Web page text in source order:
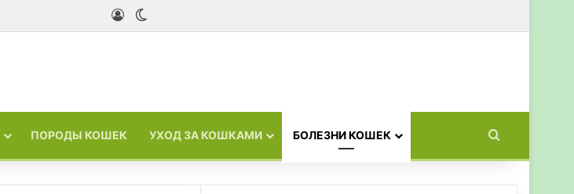
Войти
ПОРОДЫ КОШЕК УХОД ЗА КОШКАМИ БОЛЕЗНИ КОШЕК